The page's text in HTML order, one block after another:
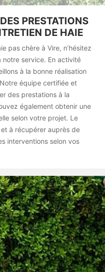
PRESTATIONS
DE HAIE
pas chère à Vire, n’hésitez
service. En activité
à la bonne réalisation
équipe certifiée et
des prestations à la
également obtenir une
selon votre projet. Le
à récupérer auprès de
interventions selon vos